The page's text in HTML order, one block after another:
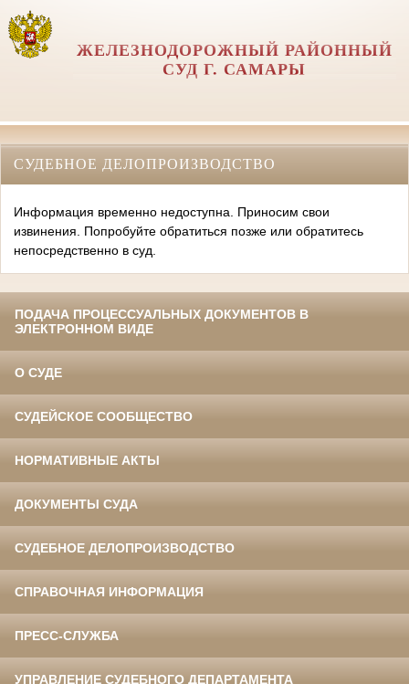
ЖЕЛЕЗНОДОРОЖНЫЙ РАЙОННЫЙ
СУД Г. САМАРЫ
СУДЕБНОЕ ДЕЛОПРОИЗВОДСТВО
Информация временно недоступна. Приносим свои
извинения. Попробуйте обратиться позже или обратитесь
непосредственно в суд.
ПОДАЧА ПРОЦЕССУАЛЬНЫХ ДОКУМЕНТОВ В
ЭЛЕКТРОННОМ ВИДЕ
О СУДЕ
СУДЕЙСКОЕ СООБЩЕСТВО
НОРМАТИВНЫЕ АКТЫ
ДОКУМЕНТЫ СУДА
СУДЕБНОЕ ДЕЛОПРОИЗВОДСТВО
СПРАВОЧНАЯ ИНФОРМАЦИЯ
ПРЕСС-СЛУЖБА
УПРАВЛЕНИЕ СУДЕБНОГО ДЕПАРТАМЕНТА